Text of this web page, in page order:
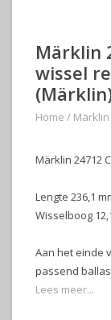
Märklin
wissel
Home / Märklin
Märklin 24712
Lengte 236,1
Wisselboog
Aan het einde
passend
Lees meer...